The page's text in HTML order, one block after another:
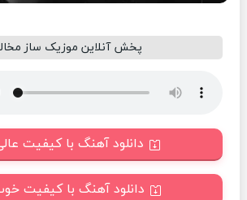
پخش آنلاین موزیک ساز
دانلود آهنگ با کیفیت عالی
دانلود آهنگ با کیفیت خوب